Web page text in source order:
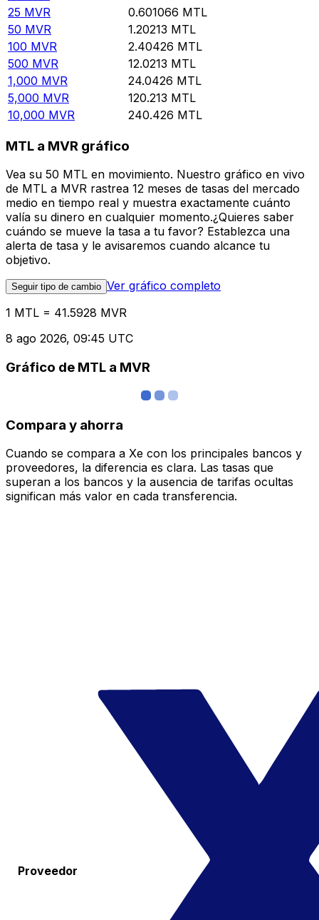
25 MVR 0.601066 MTL
50 MVR 1.20213 MTL
100 MVR 2.40426 MTL
500 MVR 12.0213 MTL
1,000 MVR 24.0426 MTL
5,000 MVR 120.213 MTL
10,000 MVR 240.426 MTL
MTL a MVR gráfico
Vea su 50 MTL en movimiento. Nuestro gráfico en vivo
de MTL a MVR rastrea 12 meses de tasas del mercado
medio en tiempo real y muestra exactamente cuánto
valía su dinero en cualquier momento.¿Quieres saber
cuándo se mueve la tasa a tu favor? Establezca una
alerta de tasa y le avisaremos cuando alcance tu
objetivo.
Seguir tipo de cambio Ver gráfico completo
1 MTL = 41.5928 MVR
8 ago 2026, 09:45 UTC
Gráfico de MTL a MVR
Compara y ahorra
Cuando se compara a Xe con los principales bancos y
proveedores, la diferencia es clara. Las tasas que
superan a los bancos y la ausencia de tarifas ocultas
significan más valor en cada transferencia.
Proveedor